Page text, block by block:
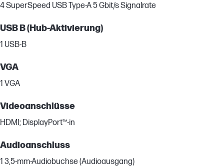
4 SuperSpeed USB Type-A 5 Gbit/s Signalrate
USB B (Hub-Aktivierung)
1 USB-B
VGA
1 VGA
Videoanschlüsse
HDMI; DisplayPort™-in
Audioanschluss
1 3,5-mm-Audiobuchse (Audioausgang)